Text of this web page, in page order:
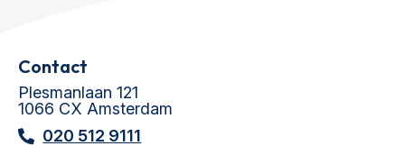
Contact
Plesmanlaan 121
1066 CX Amsterdam
020 512 9111